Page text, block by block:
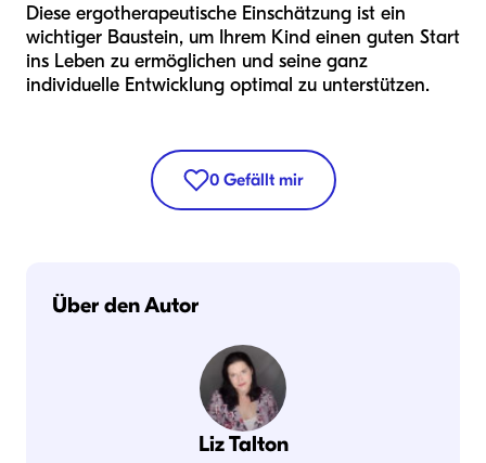
Diese ergotherapeutische Einschätzung ist ein
wichtiger Baustein, um Ihrem Kind einen guten Start
ins Leben zu ermöglichen und seine ganz
individuelle Entwicklung optimal zu unterstützen.
0 Gefällt mir
Über den Autor
Liz Talton